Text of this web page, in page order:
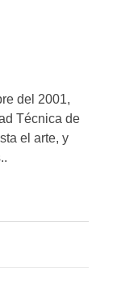
del 2001,
Técnica de
el arte, y